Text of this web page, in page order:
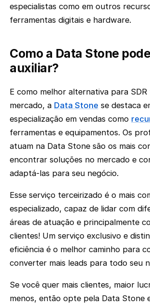
especialistas como em outros
ferramentas digitais e hardware.
Como a Data Stone
auxiliar?
E como melhor alternativa para
mercado, a Data Stone se destaca
especialização em vendas como
ferramentas e equipamentos. Os
atuam na Data Stone são os mais
encontrar soluções no mercado e
adaptá-las para seu negócio.
Esse serviço terceirizado é o mais
especializado, capaz de lidar com
áreas de atuação e principalmente
clientes! Um serviço exclusivo e
eficiência é o melhor caminho para
converter mais leads para todo seu
Se você quer mais clientes, maior
menos, então opte pela Data Stone